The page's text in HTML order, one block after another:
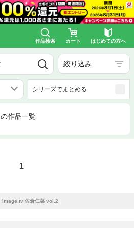
作品検索 カート はじめての方へ
絞り込み
シリーズでまとめる
の作品一覧
1
image.tv 佐倉仁菜 vol.2